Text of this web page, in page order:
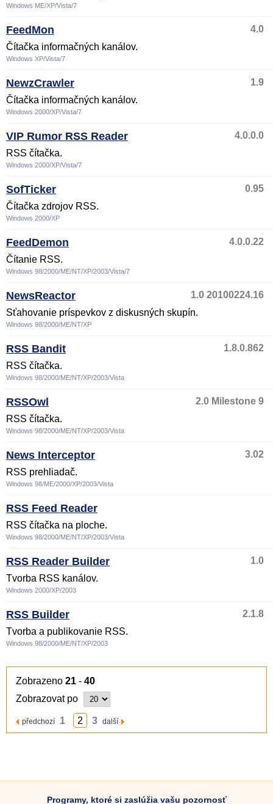
Windows ME/XP/Vista/7
FeedMon
4.0
Čítačka informačných kanálov.
Windows XP/Vista/7
NewzCrawler
1.9
Čítačka informačných kanálov.
Windows 2000/XP/Vista/7
VIP Rumor RSS Reader
4.0.0.0
RSS čítačka.
Windows 2000/XP/Vista/7
SofTicker
0.95
Čítačka zdrojov RSS.
Windows 2000/XP
FeedDemon
4.0.0.22
Čítanie RSS.
Windows 98/2000/ME/NT/XP/2003/Vista/7
NewsReactor
1.0 20100224.16
Sťahovanie príspevkov z diskusných skupín.
Windows 98/2000/ME/NT/XP
RSS Bandit
1.8.0.862
RSS čítačka.
Windows 98/2000/ME/NT/XP/2003/Vista
RSSOwl
2.0 Milestone 9
RSS čítačka.
Windows 98/2000/ME/NT/XP/2003/Vista
News Interceptor
3.02
RSS prehliadač.
Windows 98/ME/2000/XP/2003/Vista
RSS Feed Reader
RSS čítačka na ploche.
Windows 98/2000/ME/NT/XP/2003/Vista
RSS Reader Builder
1.0
Tvorba RSS kanálov.
Windows 2000/XP/2003
RSS Builder
2.1.8
Tvorba a publikovanie RSS.
Windows 98/2000/ME/NT/XP/2003
Zobrazeno 21 - 40
Zobrazovat po
předchozí 1 2 3 další
Programy, ktoré si zaslúžia vašu pozornosť